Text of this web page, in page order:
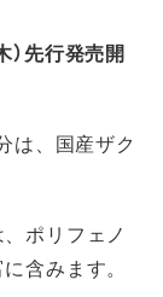
）先行発売開
は、国産ザク
ポリフェノ
含みます。